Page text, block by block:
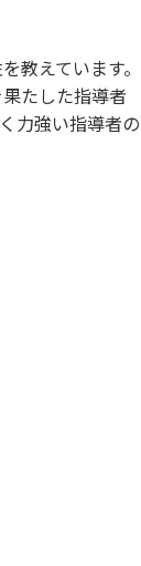
教えています。
たした指導者
力強い指導者の